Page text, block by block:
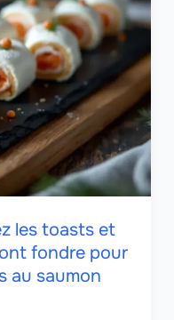
les toasts et
fondre pour
au saumon